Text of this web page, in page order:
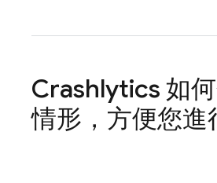
Crashlytics 如
情形，方便您進